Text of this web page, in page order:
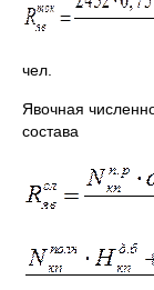
чел.
Явочная
состава